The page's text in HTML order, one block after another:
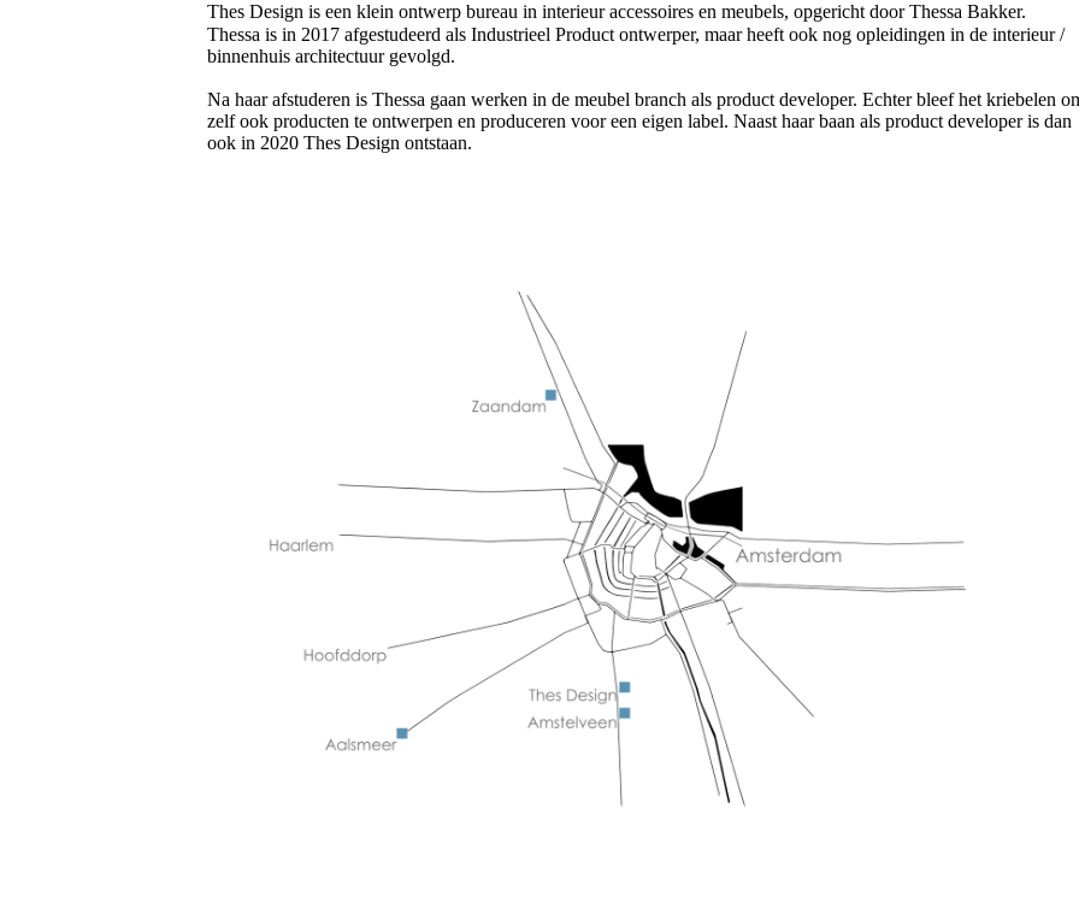
Thes Design is een klein ontwerp bureau in interieur accessoires en meubels, opgericht door Thessa Bakker.
Thessa is in 2017 afgestudeerd als Industrieel Product ontwerper, maar heeft ook nog opleidingen in de interieur /
binnenhuis architectuur gevolgd.
Na haar afstuderen is Thessa gaan werken in de meubel branch als product developer. Echter bleef het kriebelen
zelf ook producten te ontwerpen en produceren voor een eigen label. Naast haar baan als product developer is dan
ook in 2020 Thes Design ontstaan.